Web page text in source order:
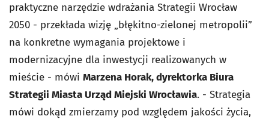
praktyczne narzędzie wdrażania Strategii Wrocław
2050 - przekłada wizję „błękitno-zielonej metropolii”
na konkretne wymagania projektowe i
modernizacyjne dla inwestycji realizowanych w
mieście - mówi Marzena Horak, dyrektorka Biura
Strategii Miasta Urząd Miejski Wrocławia. - Strategia
mówi dokąd zmierzamy pod względem jakości życia,